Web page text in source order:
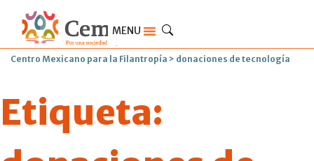
MENU
Centro Mexicano para la Filantropía > donaciones de tecnología
Etiqueta: